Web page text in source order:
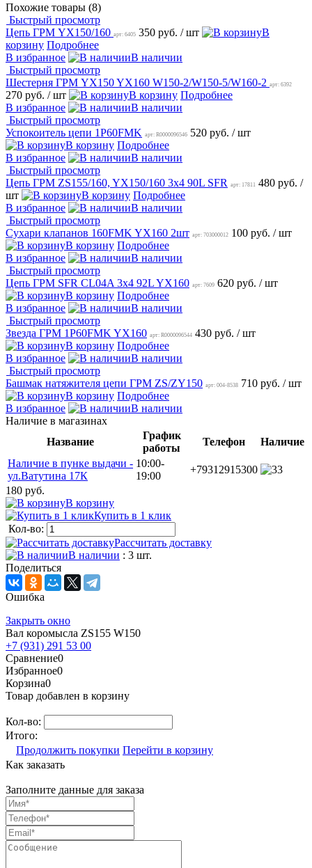
Похожие товары (8)
Быстрый просмотр
Цепь ГРМ YX150/160 арт: 6405 350 руб. / шт
В
корзину Подробнее
В избранное
В наличии
Быстрый просмотр
Шестерня ГРМ YX150 YX160 W150-2/W150-5/W160-2 арт: 6392
270 руб. / шт В корзину Подробнее
В избранное
В наличии
Быстрый просмотр
Успокоитель цепи 1P60FMK арт: R0000096546 520 руб. / шт
В корзину Подробнее
В избранное
В наличии
Быстрый просмотр
Цепь ГРМ ZS155/160, YX150/160 3х4 90L SFR
арт: 17811 480 руб. /
шт
В корзину Подробнее
В избранное
В наличии
Быстрый просмотр
Сухари клапанов 160FMK YX160 2шт арт: 703000012 100 руб. / шт
В корзину Подробнее
В избранное
В наличии
Быстрый просмотр
Цепь ГРМ SFR CL04A 3х4 92L YX160 арт: 7609 620 руб. / шт
В корзину Подробнее
В избранное
В наличии
Быстрый просмотр
Звезда ГРМ 1P60FMK YX160 арт: R0000096544 430 руб. / шт
В корзину Подробнее
В избранное
В наличии
Быстрый просмотр
Башмак натяжителя цепи ГРМ ZS/ZY150 арт: 004-8538 710 руб. / шт
В корзину Подробнее
В избранное
В наличии
Наличие в магазинах
Название
График
работы
Телефон
Наличие
Наличие в пунке выдачи -
ул.Ватутина 17К
10:00-
19:00
+79312915300
3
180 руб.
В корзину
Купить в 1 клик
Кол-во:
Рассчитать доставку
В наличии : 3 шт.
Поделиться
Ошибка
Закрыть окно
Вал коромысла ZS155 W150
+7 (931) 291 53 00
Сравнение0
Избранное0
Корзина0
Товар добавлен в корзину
Кол-во:
Итого:
Продолжить покупки Перейти в корзину
Как заказать
Заполните данные для заказа